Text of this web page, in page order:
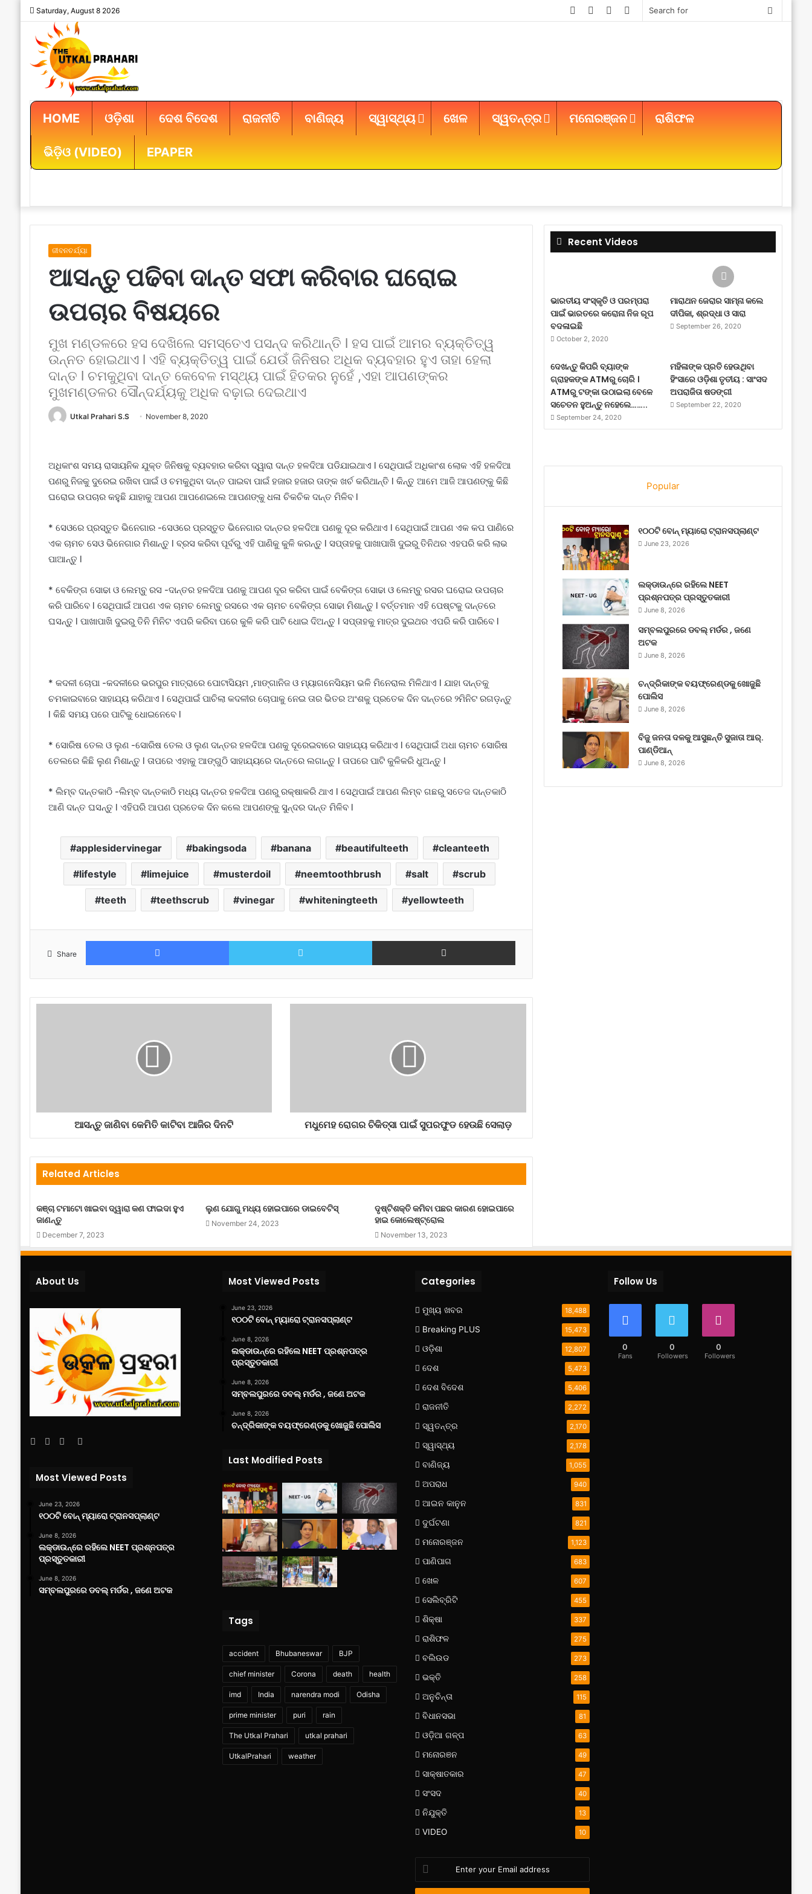
Saturday, August 8 2026
Search
Instagram
YouTube
Twitter
Facebook
HOME ଓଡ଼ିଶା ଦେଶ ବିଦେଶ ରାଜନୀତି ବାଣିଜ୍ୟ ସ୍ୱାସ୍ଥ୍ୟ ଖେଳ ସ୍ୱତନ୍ତ୍ର ମନୋରଞ୍ଜନ ରାଶିଫଳ
ଭିଡ଼ିଓ (VIDEO) EPAPER
ଜୀବନଚର୍ଯ୍ୟା
ଆସନ୍ତୁ ପଢିବା ଦାନ୍ତ ସଫା କରିବାର ଘରୋଇ
ଉପଚାର ବିଷୟରେ
ମୁଖ ମଣ୍ଡଳରେ ହସ ଦେଖିଲେ ସମସ୍ତେଏ ପସନ୍ଦ କରିଥାନ୍ତି l ହସ ପାଇଁ ଆମର ବ୍ୟକ୍ତିତ୍ୱ
ଉନ୍ନତ ହୋଇଥାଏ l ଏହି ବ୍ୟକ୍ତିତ୍ୱ ପାଇଁ ଯେଉଁ ଜିନିଷର ଅଧିକ ବ୍ୟବହାର ହୁଏ ତାହା ହେଲା
ଦାନ୍ତ l ଚମକୁଥିବା ଦାନ୍ତ କେବେଳ ମସ୍ଥ୍ୟ ପାଇଁ ହିତକର ନୁହେଁ ,ଏହା ଆପଣଙ୍କର
ମୁଖମଣ୍ଡଳର ସୌନ୍ଦର୍ଯ୍ୟକୁ ଅଧିକ ବଢ଼ାଇ ଦେଇଥାଏ
Utkal Prahari S.S November 8, 2020
ଅଧିକାଂଶ ସମୟ ରାସାୟନିକ ଯୁକ୍ତ ଜିନିଷକୁ ବ୍ୟବହାର କରିବା ଦ୍ୱାରା ଦାନ୍ତ ହଳଦିଆ ପଡିଯାଇଥାଏ l ସେଥିପାଇଁ ଅଧିକାଂଶ ଲୋକ ଏହି ହଳଦିଆ
ପଣରୁ ନିଜକୁ ଦୁରେଇ ରଖିବା ପାଇଁ ଓ ଚମକୁଥିବା ଦାନ୍ତ ପାଇବା ପାଇଁ ହଜାର ହଜାର ତାଙ୍କ ଖର୍ଚ କରିଥାନ୍ତି l କିନ୍ତୁ ଆମେ ଆଜି ଆପଣଙ୍କୁ କିଛି
ଘରୋଇ ଉପଚାର କହୁଛି ଯାହାକୁ ଆପଣ ଆପଣେଇଲେ ଆପଣଙ୍କୁ ଧଳା ଚିକଚିକ ଦାନ୍ତ ମିଳିବ l
* ସେଓରେ ପ୍ରସ୍ତୁତ ଭିନେଗାର -ସେଓରେ ପ୍ରସ୍ତୁତ ଭିନେଗାର ଦାନ୍ତର ହଳଦିଆ ପଣକୁ ଦୂର କରିଥାଏ l ସେଥିପାଇଁ ଆପଣ ଏକ କପ ପାଣିରେ
ଏକ ଚାମଚ ସେଓ ଭିନେଗାର ମିଶାନ୍ତୁ l ବ୍ରସ କରିବା ପୂର୍ବରୁ ଏହି ପାଣିକୁ କୁଳି କରନ୍ତୁ l ସପ୍ତାହକୁ ପାଖାପାଖି ଦୁଇରୁ ତିନିଥର ଏହପରି କରି ଲାଭ
ପାଆନ୍ତୁ l
* ବେକିଙ୍ଗ ସୋଢା ଓ ଲେମ୍ବୁ ରସ -ଦାନ୍ତର ହଳଦିଆ ପଣକୁ ଆପଣ ଦୂର କରିବା ପାଇଁ ବେକିଙ୍ଗ ସୋଢା ଓ ଲେମ୍ବୁ ରସର ଘରୋଇ ଉପଚାର
କରି ପାରିବେ l ସେଥିପାଇଁ ଆପଣ ଏକ ଚାମଚ ଲେମ୍ବୁ ରସରେ ଏକ ଚାମଚ ବେକିଙ୍ଗ ସୋଢା ମିଶାନ୍ତୁ l ବର୍ତ୍ତମାନ ଏହି ପେଷ୍ଟକୁ ଦାନ୍ତରେ
ଘସନ୍ତୁ l ପାଖାପାଖି ଦୁଇରୁ ତିନି ମିନିଟ ଏପରି କରିବା ପରେ କୁଳି କରି ପାଟି ଧୋଇ ଦିଅନ୍ତୁ l ସପ୍ତାହକୁ ମାତ୍ର ଦୁଇଥର ଏପରି କରି ପାରିବେ l
* କଦଳୀ ଚୋପା -କଦଳୀରେ ଭରପୁର ମାତ୍ରାରେ ପୋଟାସିୟମ ,ମାଙ୍ଗାନିଜ ଓ ମ୍ୟାଗନେସିୟମ ଭଳି ମିନେରାଲ ମିଳିଥାଏ l ଯାହା ଦାନ୍ତକୁ
ଚମକାଇବାରେ ସାହାଯ୍ୟ କରିଥାଏ l ସେଥିପାଇଁ ପାଚିଲା କଦଳୀର ଚୋପାକୁ ନେଇ ତାର ଭିତର ଅଂଶକୁ ପ୍ରତେକ ଦିନ ଦାନ୍ତରେ ୨ମିନିଟ ରଗଡ଼ନ୍ତୁ
l କିଛି ସମୟ ପରେ ପାଟିକୁ ଧୋଇନେବେ l
* ସୋରିଷ ତେଲ ଓ ଲୁଣ -ସୋରିଷ ତେଲ ଓ ଲୁଣ ଦାନ୍ତର ହଳଦିଆ ପଣକୁ ଦୂରେଇବାରେ ସାହାଯ୍ୟ କରିଥାଏ l ସେଥିପାଇଁ ଅଧା ଚାମଚ ସୋରିଷ
ତେଲରେ କିଛି ଲୁଣ ମିଶାନ୍ତୁ l ତାପରେ ଏହାକୁ ଆଙ୍ଗୁଠି ସାହାଯ୍ୟରେ ଦାନ୍ତରେ ଲଗାନ୍ତୁ l ତାପରେ ପାଟି କୁଳିକରି ଧୁଅନ୍ତୁ l
* ଲିମ୍ବ ଦାନ୍ତକାଠି -ଲିମ୍ବ ଦାନ୍ତକାଠି ମଧ୍ୟ ଦାନ୍ତର ହଳଦିଆ ପଣରୁ ରକ୍ଷାକରି ଥାଏ l ସେଥିପାଇଁ ଆପଣ ଲିମ୍ବ ଗଛରୁ ସତେଜ ଦାନ୍ତକାଠି
ଆଣି ଦାନ୍ତ ଘସନ୍ତୁ l ଏହିପରି ଆପଣ ପ୍ରତେକ ଦିନ କଲେ ଆପଣଙ୍କୁ ସୁନ୍ଦର ଦାନ୍ତ ମିଳିବ l
applesidervinegar bakingsoda banana beautifulteeth cleanteeth
lifestyle limejuice musterdoil neemtoothbrush salt scrub
teeth teethscrub vinegar whiteningteeth yellowteeth
Share
Facebook Twitter Share via Email
ଆସନ୍ତୁ ଜାଣିବା କେମିତି କାଟିବା ଆଜିର ଦିନଟି ମଧୁମେହ ରୋଗର ଚିକିତ୍ସା ପାଇଁ ସୁପରଫୁଡ ହେଉଛି ସେଲାଡ଼
Related Articles
କଞ୍ଚା ଟମାଟୋ ଖାଇବା ଦ୍ୱାରା କଣ ଫାଇଦା ହୁଏ
ଜାଣନ୍ତୁ
December 7, 2023
ଲୁଣ ଯୋଗୁ ମଧ୍ୟ ହୋଇପାରେ ଡାଇବେଟିସ୍
November 24, 2023
ଦୃଷ୍ଟିଶକ୍ତି କମିବା ପଛର କାରଣ ହୋଇପାରେ
ହାଇ କୋଲେଷ୍ଟ୍ରୋଲ
November 13, 2023
Recent Videos
ଭାରତୀୟ ସଂସ୍କୃତି ଓ ପରମ୍ପରା
ପାଇଁ ଭାରତରେ କରୋନା ନିଜ ରୂପ
ବଦଳାଇଛି
October 2, 2020
ମାରାଥନ ଜେରାର ସାମ୍ନା କଲେ
ଦୀପିକା, ଶ୍ରଦ୍ଧା ଓ ସାରା
September 26, 2020
ଦେଖନ୍ତୁ କିପରି ବ୍ୟାଙ୍କ
ଗ୍ରାହକଙ୍କ ATMରୁ ଚୋରି ।
ATMରୁ ଟଙ୍କା ଉଠାଇଲା ବେଳେ
ସଚେତନ ହୁଅନ୍ତୁ ନହେଲେ……..
September 24, 2020
ମହିଳାଙ୍କ ପ୍ରତି ହେଉଥିବା
ହିଂସାରେ ଓଡ଼ିଶା ତୃତୀୟ : ସାଂସଦ
ଅପରାଜିତା ଷଡଙ୍ଗୀ
September 22, 2020
Popular
୧୦୦ଟି ବୋନ୍ ମ୍ୟାରୋ ଟ୍ରାନସପ୍ଲାଣ୍ଟ
June 23, 2026
ଲକ୍‌ଡାଉନ୍‌ରେ ରହିଲେ NEET
ପ୍ରଶ୍ନପତ୍ର ପ୍ରସ୍ତୁତକାରୀ
June 8, 2026
ସମ୍ବଲପୁରରେ ଡବଲ୍ ମର୍ଡର , ଜଣେ
ଅଟକ
June 8, 2026
ଚନ୍ଦ୍ରିକାଙ୍କ ବୟଫ୍ରେଣ୍ଡକୁ ଖୋଜୁଛି
ପୋଲିସ
June 8, 2026
ବିଜୁ ଜନତା ଦଳକୁ ଆସୁଛନ୍ତି ସୁଜାତା ଆର୍‌.
ପାଣ୍ଡିଆନ୍
June 8, 2026
About Us
Facebook
TwitterYouTube
Most Viewed Posts
June 23, 2026
୧୦୦ଟି ବୋନ୍ ମ୍ୟାରୋ ଟ୍ରାନସପ୍ଲାଣ୍ଟ
June 8, 2026
ଲକ୍‌ଡାଉନ୍‌ରେ ରହିଲେ NEET ପ୍ରଶ୍ନପତ୍ର
ପ୍ରସ୍ତୁତକାରୀ
June 8, 2026
ସମ୍ବଲପୁରରେ ଡବଲ୍ ମର୍ଡର , ଜଣେ ଅଟକ
Most Viewed Posts
June 23, 2026
୧୦୦ଟି ବୋନ୍ ମ୍ୟାରୋ ଟ୍ରାନସପ୍ଲାଣ୍ଟ
June 8, 2026
ଲକ୍‌ଡାଉନ୍‌ରେ ରହିଲେ NEET ପ୍ରଶ୍ନପତ୍ର
ପ୍ରସ୍ତୁତକାରୀ
June 8, 2026
ସମ୍ବଲପୁରରେ ଡବଲ୍ ମର୍ଡର , ଜଣେ ଅଟକ
June 8, 2026
ଚନ୍ଦ୍ରିକାଙ୍କ ବୟଫ୍ରେଣ୍ଡକୁ ଖୋଜୁଛି ପୋଲିସ
Last Modified Posts
Tags
accident Bhubaneswar BJP
chief minister Corona death health
imd India narendra modi Odisha
prime minister puri rain
The Utkal Prahari utkal prahari
UtkalPrahari weather
Categories
ମୁଖ୍ୟ ଖବର 18,488
Breaking PLUS 15,473
ଓଡ଼ିଶା 12,807
ଦେଶ 5,473
ଦେଶ ବିଦେଶ 5,406
ରାଜନୀତି 2,272
ସ୍ୱତନ୍ତ୍ର 2,170
ସ୍ୱାସ୍ଥ୍ୟ 2,178
ବାଣିଜ୍ୟ 1,055
ଅପରାଧ 940
ଆଇନ କାନୁନ 831
ଦୁର୍ଘଟଣା 821
ମନୋରଞ୍ଜନ 1,123
ପାଣିପାଗ 683
ଖେଳ 607
ସେଲିବ୍ରିଟି 455
ଶିକ୍ଷା 337
ରାଶିଫଳ 275
ବଲିଉଡ 273
ଭକ୍ତି 258
ଅନୁଚିନ୍ତା 115
ବିଧାନସଭା 81
ଓଡ଼ିଆ ଗଳ୍ପ 63
ମନୋରଞନ 49
ସାକ୍ଷାତକାର 47
ସଂସଦ 40
ନିଯୁକ୍ତି 13
VIDEO 10
Enter
your
Email
Follow Us
0
Fans
0
Followers
0
Followers